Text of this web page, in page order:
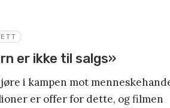
er ikke til salgs»
i kampen mot
er offer for dette, og filmen